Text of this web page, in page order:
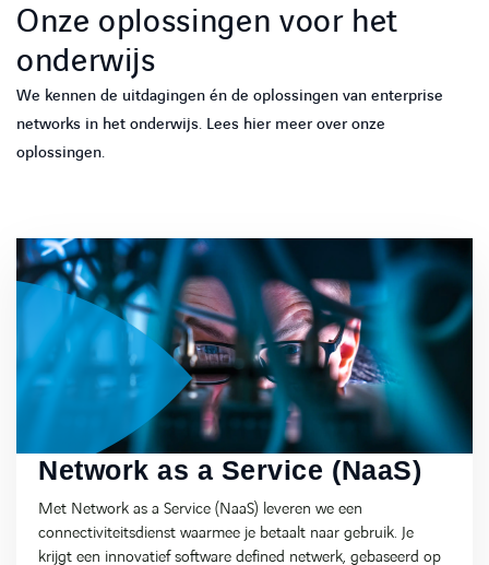
Onze oplossingen voor het
onderwijs
We kennen de uitdagingen én de oplossingen van enterprise
networks in het onderwijs. Lees hier meer over onze
oplossingen.
Network as a Service (NaaS)
Met Network as a Service (NaaS) leveren we een
connectiviteitsdienst waarmee je betaalt naar gebruik. Je
krijgt een innovatief software defined netwerk, gebaseerd op